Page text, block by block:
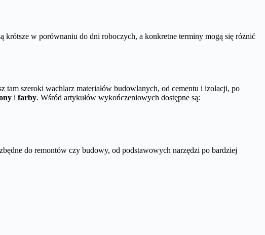
w porównaniu do dni roboczych, a konkretne terminy mogą się różnić
szeroki wachlarz materiałów budowlanych, od cementu i izolacji, po
i farby. Wśród artykułów wykończeniowych dostępne są:
do remontów czy budowy, od podstawowych narzędzi po bardziej